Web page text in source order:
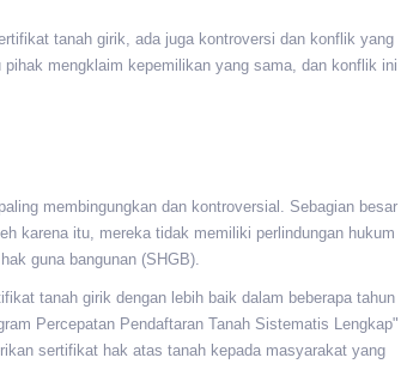
tanah girik, ada juga kontroversi dan konflik yang
mengklaim kepemilikan yang sama, dan konflik ini
membingungkan dan kontroversial. Sebagian besar
karena itu, mereka tidak memiliki perlindungan hukum
guna bangunan (SHGB).
tanah girik dengan lebih baik dalam beberapa tahun
Percepatan Pendaftaran Tanah Sistematis Lengkap"
sertifikat hak atas tanah kepada masyarakat yang